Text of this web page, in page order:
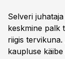
Selveri
keskmine palk
riigis
kaupluse